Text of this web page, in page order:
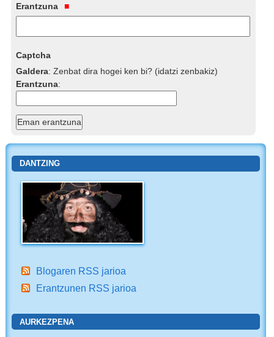
Erantzuna
Captcha
Galdera:Zenbat dira hogei ken bi? (idatzi zenbakiz)
Erantzuna:
DANTZING
Blogaren RSS jarioa
Erantzunen RSS jarioa
AURKEZPENA